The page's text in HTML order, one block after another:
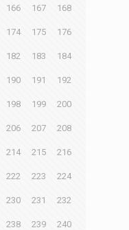
166 167 168
174 175 176
182 183 184
190 191 192
198 199 200
206 207 208
214 215 216
222 223 224
230 231 232
238 239 240